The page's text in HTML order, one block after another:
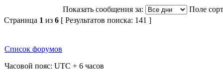
Показать сообщения за:
Поле
Страница 1 из 6 [ Результатов поиска: 141 ]
Список форумов
Часовой пояс: UTC + 6 часов